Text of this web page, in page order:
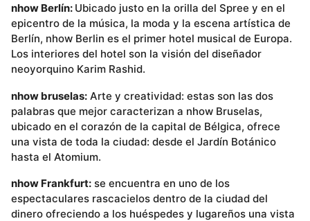
nhow Berlín: Ubicado justo en la orilla del Spree y en el
epicentro de la música, la moda y la escena artística de
Berlín, nhow Berlin es el primer hotel musical de Europa.
Los interiores del hotel son la visión del diseñador
neoyorquino Karim Rashid.
nhow bruselas: Arte y creatividad: estas son las dos
palabras que mejor caracterizan a nhow Bruselas,
ubicado en el corazón de la capital de Bélgica, ofrece
una vista de toda la ciudad: desde el Jardín Botánico
hasta el Atomium.
nhow Frankfurt: se encuentra en uno de los
espectaculares rascacielos dentro de la ciudad del
dinero ofreciendo a los huéspedes y lugareños una vista